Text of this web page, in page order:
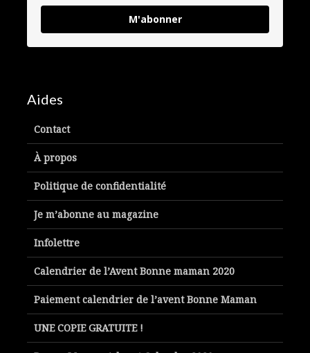
M'abonner
Aides
Contact
À propos
Politique de confidentialité
Je m’abonne au magazine
Infolettre
Calendrier de l’Avent Bonne maman 2020
Paiement calendrier de l’avent Bonne Maman
UNE COPIE GRATUITE !